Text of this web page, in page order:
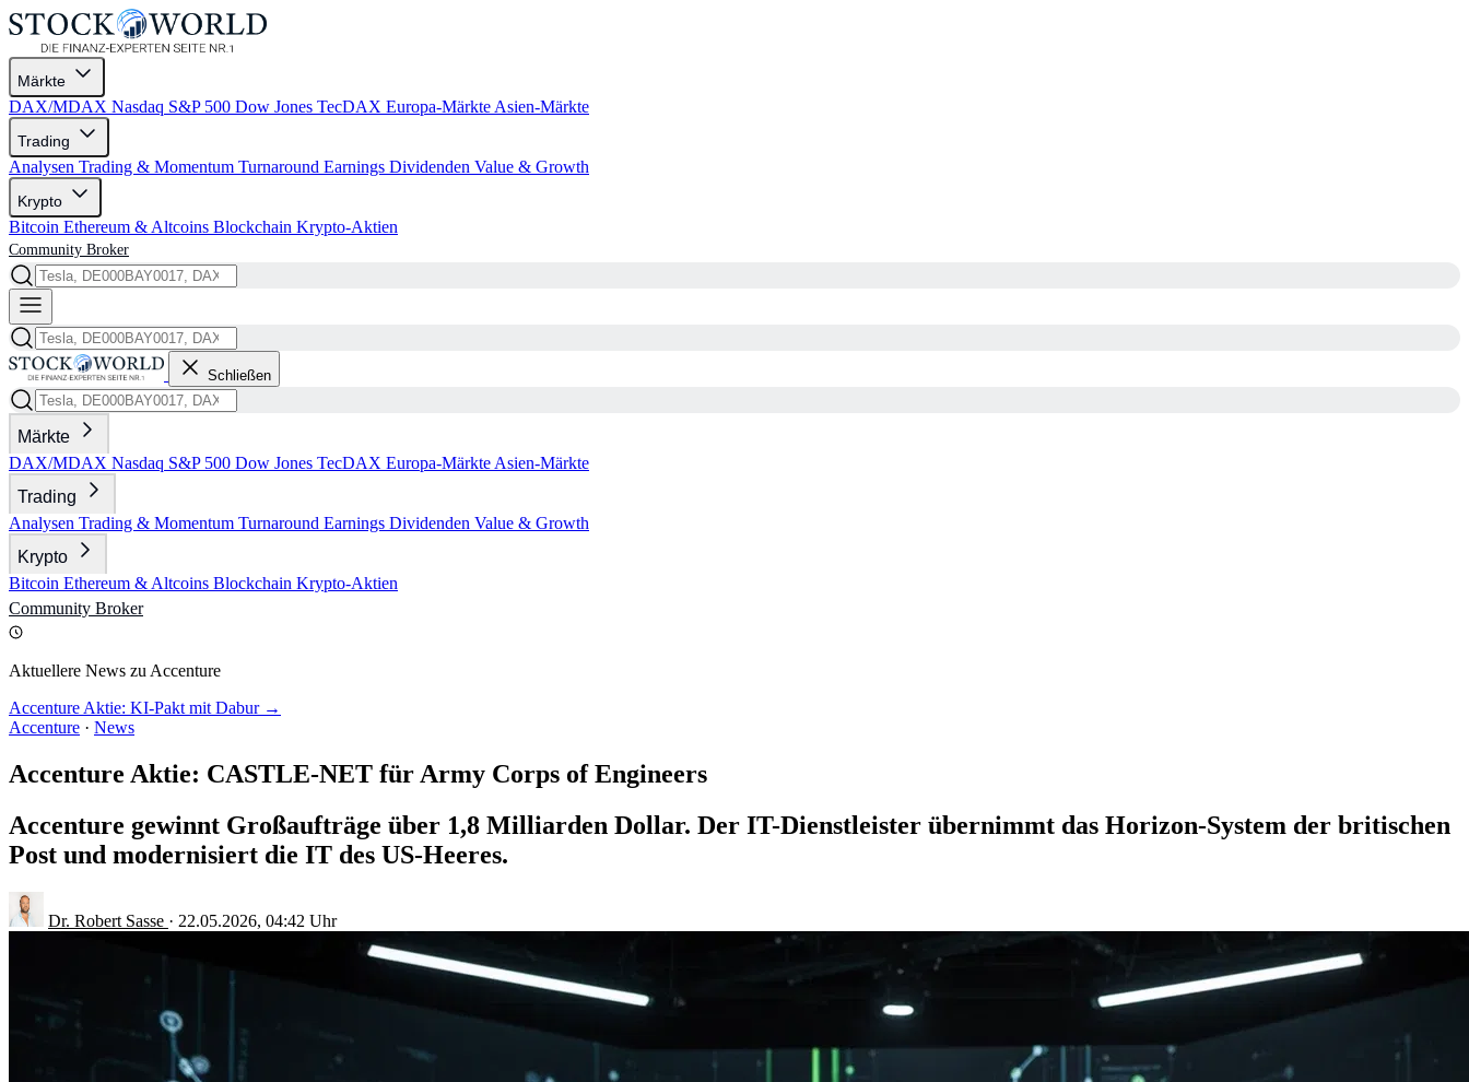
Märkte
DAX/MDAX Nasdaq S&P 500 Dow Jones TecDAX Europa-Märkte Asien-Märkte
Trading
Analysen Trading & Momentum Turnaround Earnings Dividenden Value & Growth
Krypto
Bitcoin Ethereum & Altcoins Blockchain Krypto-Aktien
Community Broker
Schließen
Märkte
DAX/MDAX Nasdaq S&P 500 Dow Jones TecDAX Europa-Märkte Asien-Märkte
Trading
Analysen Trading & Momentum Turnaround Earnings Dividenden Value & Growth
Krypto
Bitcoin Ethereum & Altcoins Blockchain Krypto-Aktien
Community Broker
Aktuellere News zu Accenture
Accenture Aktie: KI-Pakt mit Dabur →
Accenture · News
Accenture Aktie: CASTLE-NET für Army Corps of Engineers
Accenture gewinnt Großaufträge über 1,8 Milliarden Dollar. Der IT-Dienstleister übernimmt das Horizon-System der britischen
Post und modernisiert die IT des US-Heeres.
Dr. Robert Sasse · 22.05.2026, 04:42 Uhr